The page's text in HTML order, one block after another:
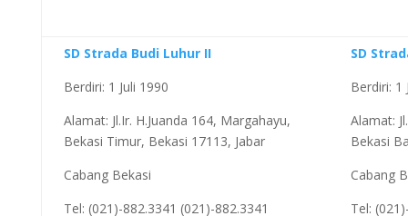
SD Strada Budi Luhur II
Berdiri: 1 Juli 1990
Alamat: Jl.Ir. H.Juanda 164, Margahayu,
Bekasi Timur, Bekasi 17113, Jabar
Cabang Bekasi
Tel: (021)-882.3341 (021)-882.3341
SD
Berdiri: 1
Alamat:
Bekasi
Cabang
Tel: